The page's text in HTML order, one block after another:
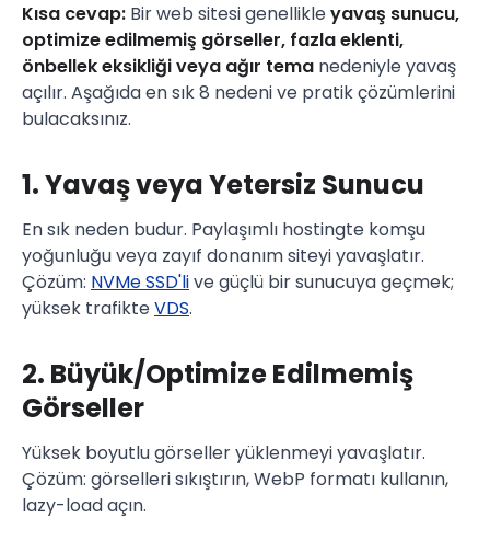
Kısa cevap: Bir web sitesi genellikleyavaş sunucu,
optimize edilmemiş görseller, fazla eklenti,
önbellek eksikliği veya ağır tema nedeniyle yavaş
açılır. Aşağıda en sık 8 nedeni ve pratik çözümlerini
bulacaksınız.
1. Yavaş veya Yetersiz Sunucu
En sık neden budur. Paylaşımlı hostingte komşu
yoğunluğu veya zayıf donanım siteyi yavaşlatır.
Çözüm: NVMe SSD'live güçlü bir sunucuya geçmek;
yüksek trafikteVDS.
2. Büyük/Optimize Edilmemiş
Görseller
Yüksek boyutlu görseller yüklenmeyi yavaşlatır.
Çözüm: görselleri sıkıştırın, WebP formatı kullanın,
lazy-load açın.